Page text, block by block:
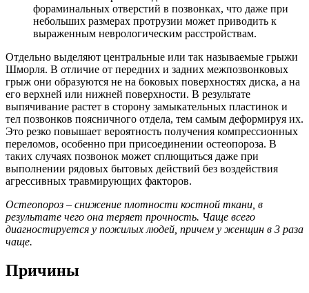
фораминальных отверстий в позвонках, что даже при
небольших размерах протрузии может приводить к
выраженным неврологическим расстройствам.
Отдельно выделяют центральные или так называемые грыжи
Шморля. В отличие от передних и задних межпозвонковых
грыж они образуются не на боковых поверхностях диска, а на
его верхней или нижней поверхности. В результате
выпячивание растет в сторону замыкательных пластинок и
тел позвонков поясничного отдела, тем самым деформируя их.
Это резко повышает вероятность получения компрессионных
переломов, особенно при присоединении остеопороза. В
таких случаях позвонок может сплющиться даже при
выполнении рядовых бытовых действий без воздействия
агрессивных травмирующих факторов.
Остеопороз – снижение плотности костной ткани, в
результате чего она теряет прочность. Чаще всего
диагностируется у пожилых людей, причем у женщин в 3 раза
чаще.
Причины